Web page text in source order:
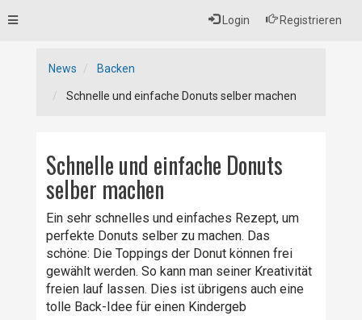
Login Registrieren
Toggle
News Backen
Schnelle und einfache Donuts selber machen
Schnelle und einfache Donuts
selber machen
Ein sehr schnelles und einfaches Rezept, um
perfekte Donuts selber zu machen. Das
schöne: Die Toppings der Donut können frei
gewählt werden. So kann man seiner Kreativität
freien lauf lassen. Dies ist übrigens auch eine
tolle Back-Idee für einen Kindergeb